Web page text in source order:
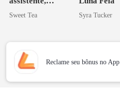
minha esposa
Sweet Tea Syra Tucker
Reclame seu bônus no App